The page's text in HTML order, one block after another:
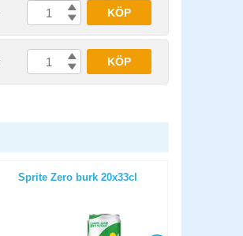
KÖP
KÖP
Sprite Zero burk 20x33cl